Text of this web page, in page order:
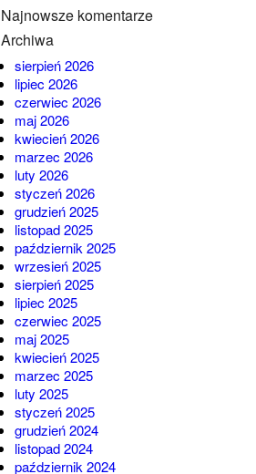
Najnowsze komentarze
Archiwa
sierpień 2026
lipiec 2026
czerwiec 2026
maj 2026
kwiecień 2026
marzec 2026
luty 2026
styczeń 2026
grudzień 2025
listopad 2025
październik 2025
wrzesień 2025
sierpień 2025
lipiec 2025
czerwiec 2025
maj 2025
kwiecień 2025
marzec 2025
luty 2025
styczeń 2025
grudzień 2024
listopad 2024
październik 2024